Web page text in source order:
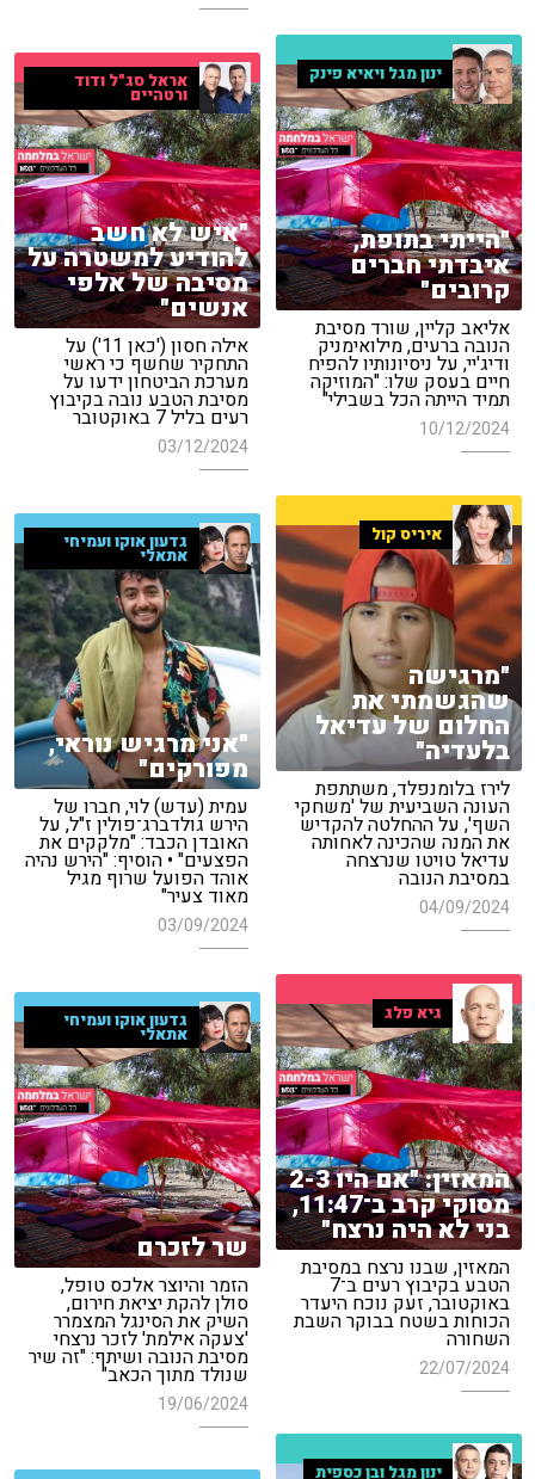
ינון מגל ויאיא פינק
"הייתי בתופת,
איבדתי חברים
קרובים"
אליאב קליין, שורד מסיבת
הנובה ברעים, מילואימניק
ודיג'יי, על ניסיונותיו להפיח
חיים בעסק שלו: "המוזיקה
תמיד הייתה הכל בשבילי"
10/12/2024
אראל סג"ל ודוד
ורטהיים
"איש לא חשב
להודיע למשטרה על
מסיבה של אלפי
אנשים"
אילה חסון ('כאן 11') על
התחקיר שחשף כי ראשי
מערכת הביטחון ידעו על
מסיבת הטבע נובה בקיבוץ
רעים בליל 7 באוקטובר
03/12/2024
איריס קול
"מרגישה
שהגשמתי את
החלום של עדיאל
בלעדיה"
לירז בלומנפלד, משתתפת
העונה השביעית של 'משחקי
השף', על ההחלטה להקדיש
את המנה שהכינה לאחותה
עדיאל טויטו שנרצחה
במסיבת הנובה
04/09/2024
גדעון אוקו ועמיחי
אתאלי
"אני מרגיש נוראי,
מפורקים"
עמית (עדש) לוי, חברו של
הירש גולדברג־פולין ז"ל, על
האובדן הכבד: "מלקקים את
הפצעים" • הוסיף: "הירש נהיה
אוהד הפועל שרוף מגיל
מאוד צעיר"
03/09/2024
גיא פלג
המאזין: "אם היו 2-3
מסוקי קרב ב־11:47,
בני לא היה נרצח"
המאזין, שבנו נרצח במסיבת
הטבע בקיבוץ רעים ב־7
באוקטובר, זעק נוכח היעדר
הכוחות בשטח בבוקר השבת
השחורה
22/07/2024
גדעון אוקו ועמיחי
אתאלי
שר לזכרם
הזמר והיוצר אלכס טופל,
סולן להקת יציאת חירום,
השיק את הסינגל המצמרר
'צעקה אילמת' לזכר נרצחי
מסיבת הנובה ושיתף: "זה שיר
שנולד מתוך הכאב"
19/06/2024
ינון מגל ובן כספית